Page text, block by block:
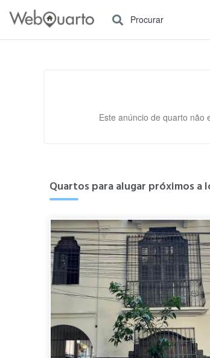
Procurar
Este anúncio de quarto não
Quartos para alugar próximos a